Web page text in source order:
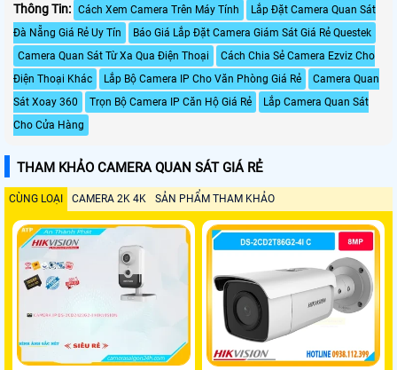
Thông Tin: Cách Xem Camera Trên Máy Tính
Lắp Đặt Camera Quan Sát
Đà Nẵng Giá Rẻ Uy Tín
Báo Giá Lắp Đặt Camera Giám Sát Giá Rẻ Questek
Camera Quan Sát Từ Xa Qua Điện Thoại
Cách Chia Sẻ Camera Ezviz Cho
Điện Thoại Khác
Lắp Bộ Camera IP Cho Văn Phòng Giá Rẻ
Camera Quan
Sát Xoay 360
Trọn Bộ Camera IP Căn Hộ Giá Rẻ
Lắp Camera Quan Sát
Cho Cửa Hàng
THAM KHẢO CAMERA QUAN SÁT GIÁ RẺ
CÙNG LOẠI CAMERA 2K 4K SẢN PHẨM THAM KHẢO